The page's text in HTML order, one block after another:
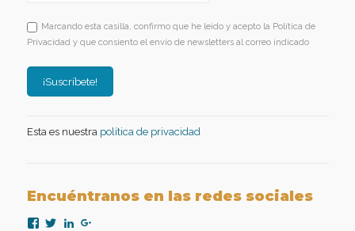
Marcando esta casilla, confirmo que he leído y acepto la Política de
Privacidad y que consiento el envío de newsletters al correo indicado
Esta es nuestra política de privacidad
Encuéntranos en las redes sociales
Ver Ver Ver